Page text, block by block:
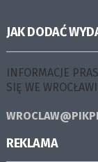
JAK DODAĆ
INFORMACJE
SIĘ WE
REKLAMA